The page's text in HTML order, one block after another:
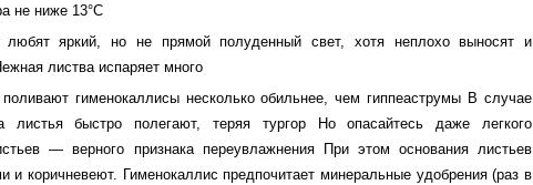
не ниже 13°С
любят яркий, но не прямой полуденный свет, хотя не­плохо выносят и
листва испаряет много
гименокаллисы несколько обильнее, чем гиппеаструмы В случае
листья быстро полегают, теряя тургор Но опасайтесь даже легкого
— верного признака переувлажнения При этом основания листьев
и коричневеют. Гименокаллис предпочитает минеральные удобрения (раз в